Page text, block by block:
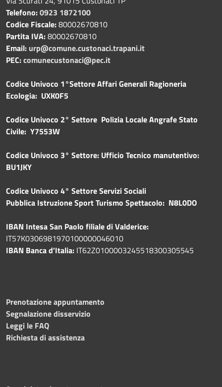
Telefono:0923 1872100
Codice Fiscale:80002670810
Partita IVA:80002670810
Email: urp@comune.custonaci.trapani.it
PEC:comunecustonaci@pec.it
Codice Univoco 1°Settore Affari Generali Ragioneria
Ecologia: UXK0F5
Codice Univoco 2° Settore Polizia Locale Angrafe Stato
Civile: Y7553W
Codice Univoco 3° Settore: Ufficio Tecnico manutentivo:
BU1JKY
Codice Univoco 4° Settore Servizi Sociali
Pubblica Istruzione Sport Turismo Spettacolo: N8L0DO
IBAN Intesa San Paolo filiale di Valderice:
IT57K0306981970100000046010
IBAN Banca d'Italia: IT62Z0100003245518300305545
Prenotazione appuntamento
Segnalazione disservizio
Leggi le FAQ
Richiesta di assistenza